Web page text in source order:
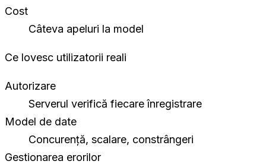
Cost
Câteva apeluri la model
Ce lovesc utilizatorii reali
Autorizare
Serverul verifică fiecare înregistrare
Model de date
Concurență, scalare, constrângeri
Gestionarea erorilor